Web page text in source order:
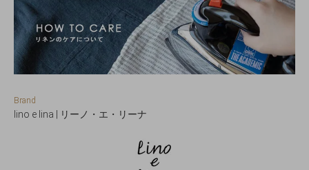
Brand
lino e lina | リーノ・エ・リーナ